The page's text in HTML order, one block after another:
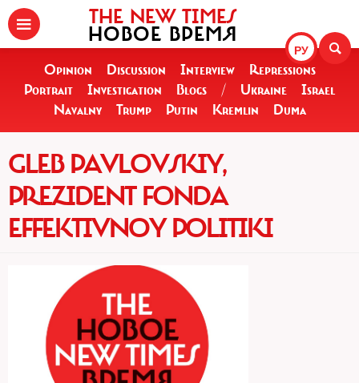
РУ
THE NEW TIMES
НОВОЕ ВРЕМЯ
Opinion Discussion Interview
Repressions
Portrait
Investigation Blogs / Ukraine
Israel
Navalny
Trump Putin Kremlin Duma
GLEB PAVLOVSKIY,
PREZIDENT FONDA
EFFEKTIVNOY POLITIKI